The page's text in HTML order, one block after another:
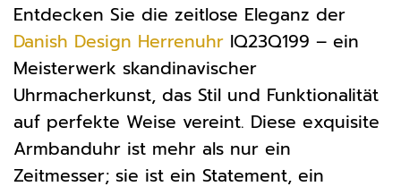
Entdecken Sie die zeitlose Eleganz der
Danish Design Herrenuhr IQ23Q199 – ein
Meisterwerk skandinavischer
Uhrmacherkunst, das Stil und Funktionalität
auf perfekte Weise vereint. Diese exquisite
Armbanduhr ist mehr als nur ein
Zeitmesser; sie ist ein Statement, ein